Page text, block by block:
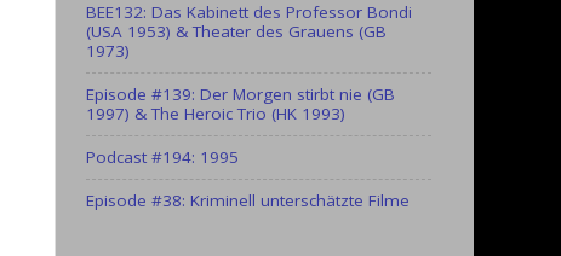
BEE132: Das Kabinett des Professor Bondi
(USA 1953) & Theater des Grauens (GB
1973)
Episode #139: Der Morgen stirbt nie (GB
1997) & The Heroic Trio (HK 1993)
Podcast #194: 1995
Episode #38: Kriminell unterschätzte Filme